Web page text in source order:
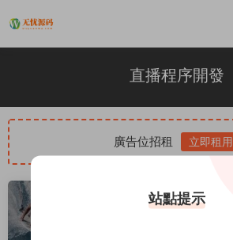
直播程序開發
廣告位招租 立即租用
站點提示